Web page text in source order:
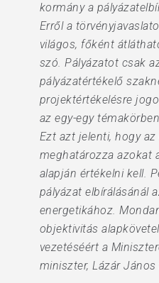
kormány a
Erről a
világos, főként
szó. Pályázatot csak
pályázatértékelő
projektértékelésre
az egy-egy
Ezt azt jelenti, hogy
meghatározza azokat
alapján értékelni kell.
pályázat elbírálásánál
energetikához.
objektivitás
vezetéséért a
miniszter, Lá­zár János